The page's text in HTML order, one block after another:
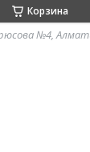
Корзина
№4,